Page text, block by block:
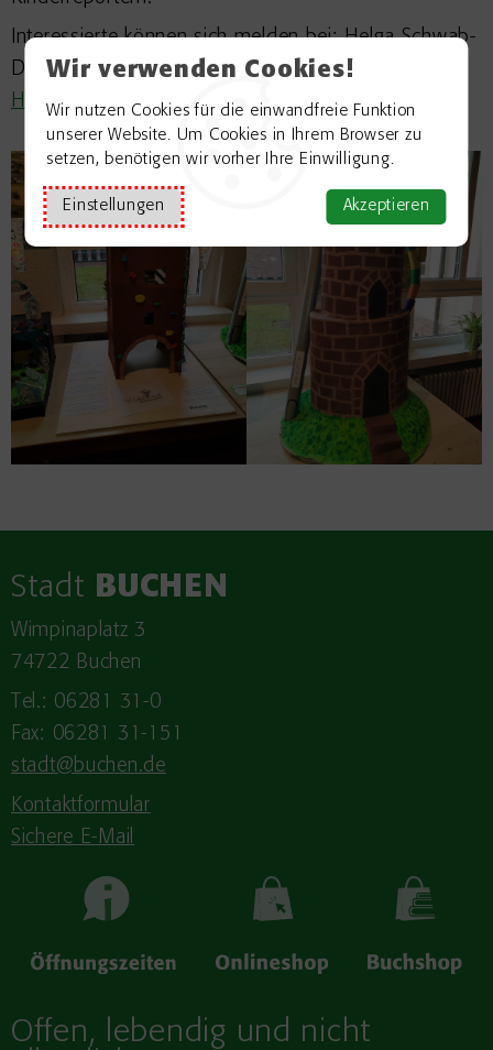
Wir verwenden Cookies!
Wir nutzen Cookies für die einwandfreie Funktion
unserer Website. Um Cookies in Ihrem Browser zu
setzen, benötigen wir vorher Ihre Einwilligung.
Einstellungen Akzeptieren
Interessierte können sich melden bei: Helga Schwab-
Dörzenbach, Telefon 06281/31127,
Helga.Schwab‑Doerzenbach@Buchen.de
Stadt BUCHEN
Wimpinaplatz 3
74722 Buchen
Tel.: 06281 31-0
Fax: 06281 31-151
stadt@buchen.de
Kontaktformular
Sichere E-Mail
Offen, lebendig und nicht